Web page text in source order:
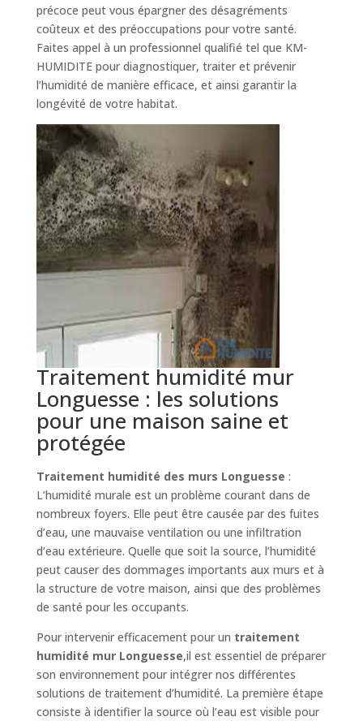
précoce peut vous épargner des désagréments
coûteux et des préoccupations pour votre santé.
Faites appel à un professionnel qualifié tel que KM-
HUMIDITE pour diagnostiquer, traiter et prévenir
l’humidité de manière efficace, et ainsi garantir la
longévité de votre habitat.
Traitement humidité mur
Longuesse : les solutions
pour une maison saine et
protégée
Traitement humidité des murs Longuesse :
L’humidité murale est un problème courant dans de
nombreux foyers. Elle peut être causée par des fuites
d’eau, une mauvaise ventilation ou une infiltration
d’eau extérieure. Quelle que soit la source, l’humidité
peut causer des dommages importants aux murs et à
la structure de votre maison, ainsi que des problèmes
de santé pour les occupants.
Pour intervenir efficacement pour un traitement
humidité mur Longuesse,il est essentiel de préparer
son environnement pour intégrer nos différentes
solutions de traitement d’humidité. La première étape
consiste à identifier la source où l’eau est visible pour